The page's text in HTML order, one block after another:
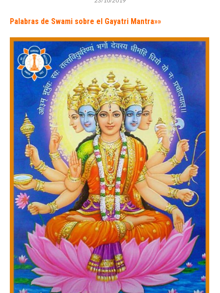
Palabras de Swami sobre el Gayatri Mantra»»